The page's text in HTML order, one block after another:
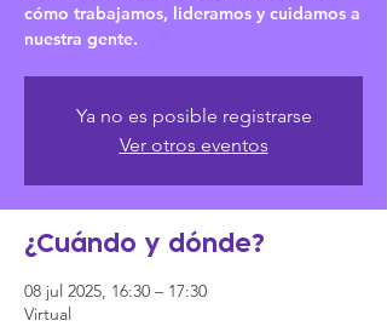
cómo trabajamos, lideramos y cuidamos a
nuestra gente.
Ya no es posible registrarse
Ver otros eventos
¿Cuándo y dónde?
08 jul 2025, 16:30 – 17:30
Virtual